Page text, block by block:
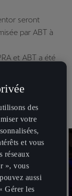
seront
par ABT à
et ABT a été
des
votre
et vous
réseaux
», vous
aussi
Gérer les